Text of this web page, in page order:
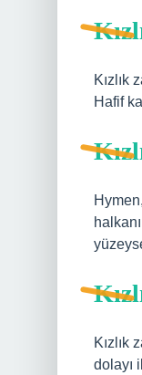
Kızlık
Hafif
Kızlık
dolayı